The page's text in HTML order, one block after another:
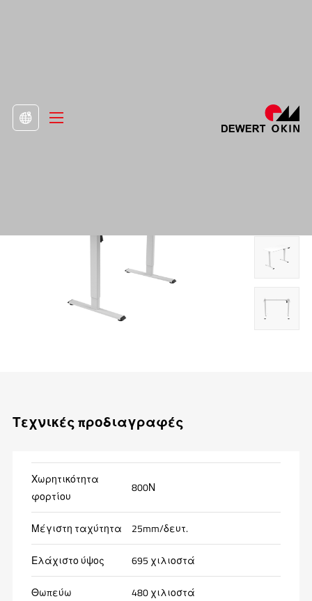
Μονό Μοτέρ-2 Stage 6545
Τεχνικές προδιαγραφές
Χωρητικότητα
φορτίου
800Ν
Μέγιστη ταχύτητα 25mm/δευτ.
Ελάχιστο ύψος 695 χιλιοστά
Θωπεύω 480 χιλιοστά